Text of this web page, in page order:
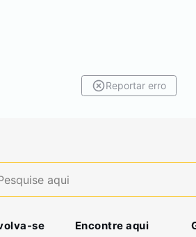
Reportar erro
se Encontre aqui